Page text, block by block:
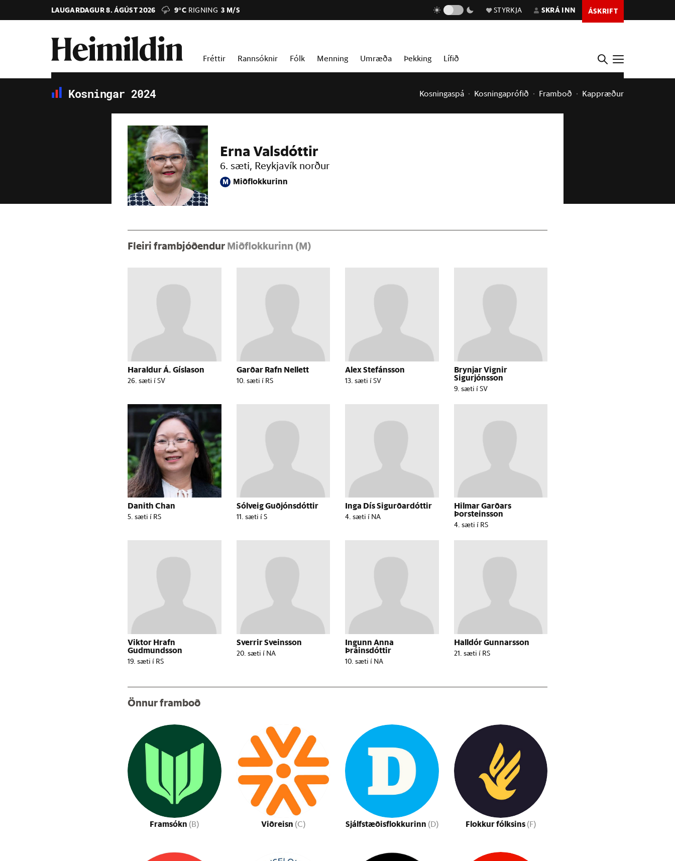
LAUGARDAGUR 8. ÁGÚST 2026 9°C RIGNING 3 M/S STYRKJA SKRÁ INN ÁSKRIFT
Fréttir Rannsóknir Fólk Menning Umræða Þekking Lífið
Kosningar 2024 Kosningaspá Kosningaprófið Framboð Kappræður
Erna Valsdóttir
6. sæti, Reykjavík norður
M Miðflokkurinn
Fleiri frambjóðendur Miðflokkurinn (M)
Haraldur Á. Gíslason
26. sæti í SV
Garðar Rafn Nellett
10. sæti í RS
Alex Stefánsson
13. sæti í SV
Brynjar Vignir
Sigurjónsson
9. sæti í SV
Danith Chan
5. sæti í RS
Sólveig Guðjónsdóttir
11. sæti í S
Inga Dís Sigurðardóttir
4. sæti í NA
Hilmar Garðars
Þorsteinsson
4. sæti í RS
Viktor Hrafn
Gudmundsson
19. sæti í RS
Sverrir Sveinsson
20. sæti í NA
Ingunn Anna
Þráinsdóttir
10. sæti í NA
Halldór Gunnarsson
21. sæti í RS
Önnur framboð
Framsókn (B) Viðreisn (C) Sjálfstæðisflokkurinn (D) Flokkur fólksins (F)